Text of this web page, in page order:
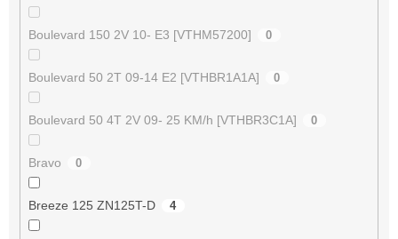
Boulevard 150 2V 10- E3 [VTHM57200] 0
Boulevard 50 2T 09-14 E2 [VTHBR1A1A] 0
Boulevard 50 4T 2V 09- 25 KM/h [VTHBR3C1A] 0
Bravo 0
Breeze 125 ZN125T-D 4